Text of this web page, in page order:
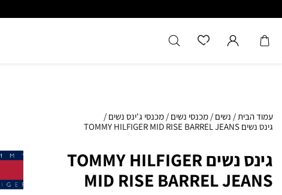
עמוד הבית/ נשים / מכנסי נשים / מכנסי ג'ינס נשים /
גינס נשים TOMMY HILFIGER MID RISE BARREL JEANS
גינס נשים TOMMY HILFIGER
MID RISE BARREL JEANS